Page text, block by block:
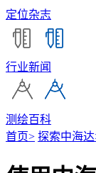
定位杂志
行业新闻
测绘百科
首页> 探索中海达